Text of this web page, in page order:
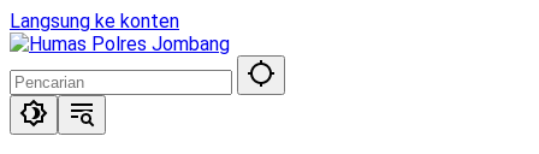
Langsung ke konten